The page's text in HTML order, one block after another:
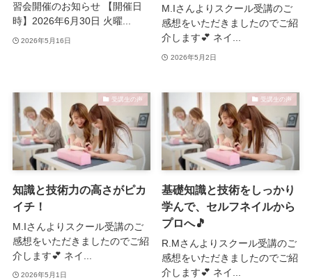
習会開催のお知らせ 【開催日
時】2026年6月30日 火曜...
2026年5月16日
M.Iさんよりスクール受講のご
感想をいただきましたのでご紹
介します💕 ネイ...
2026年5月2日
受講生の声
知識と技術力の高さがピカ
イチ！
M.Iさんよりスクール受講のご
感想をいただきましたのでご紹
介します💕 ネイ...
2026年5月1日
受講生の声
基礎知識と技術をしっかり
学んで、セルフネイルから
プロへ🎵
R.Mさんよりスクール受講のご
感想をいただきましたのでご紹
介します💕 ネイ...